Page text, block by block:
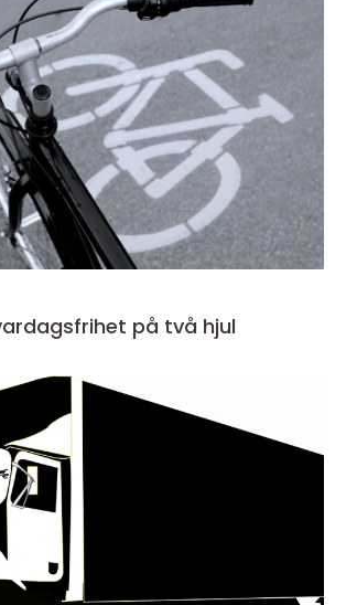
i lund vardagsfrihet på två hjul